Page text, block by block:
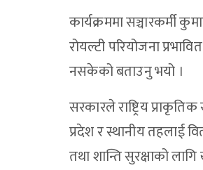
कार्यक्रममा सञ्चारकर्मी
रोयल्टी परियोजना
नसकेको बताउनु भयो ।
सरकारले राष्ट्रिय
प्रदेश र स्थानीय तहलाई
तथा शान्ति सुरक्षाको